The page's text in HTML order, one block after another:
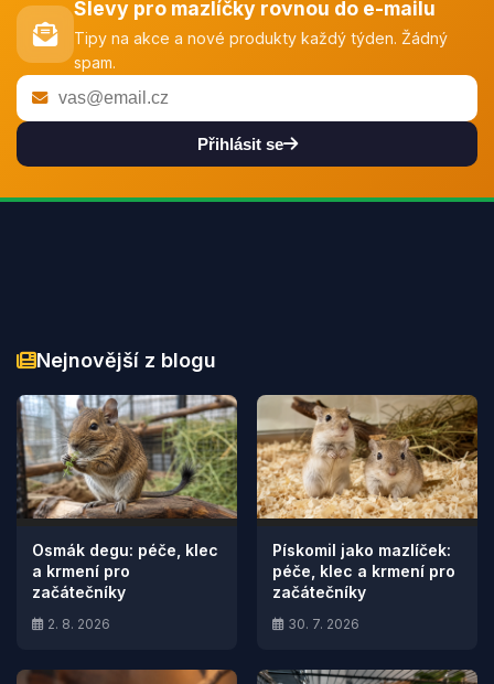
Slevy pro mazlíčky rovnou do e-mailu
Tipy na akce a nové produkty každý týden. Žádný
spam.
Přihlásit se
Nejnovější z blogu
Osmák degu: péče, klec
a krmení pro
začátečníky
2. 8. 2026
Pískomil jako mazlíček:
péče, klec a krmení pro
začátečníky
30. 7. 2026